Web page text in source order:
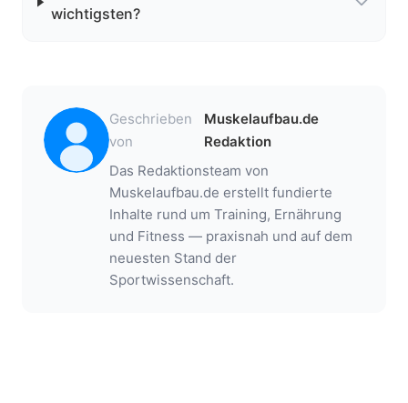
wichtigsten?
Geschrieben
von
Muskelaufbau.de
Redaktion
Das Redaktionsteam von
Muskelaufbau.de erstellt fundierte
Inhalte rund um Training, Ernährung
und Fitness — praxisnah und auf dem
neuesten Stand der
Sportwissenschaft.